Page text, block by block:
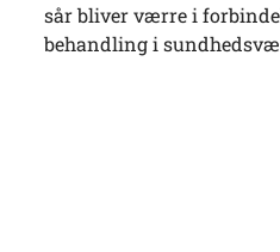
sår bliver værre i
behandling i